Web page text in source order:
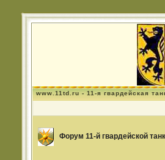
www.11td.ru - 11-я гвардейская
Форум 11-й гвардейской